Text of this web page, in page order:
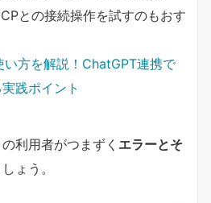
との接続操作を試すのもおす
方を解説！ChatGPT連携で
践ポイント
利用者がつまずく エラーとそ
ょう。